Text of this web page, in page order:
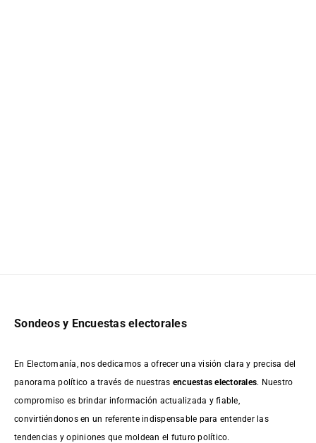
Sondeos y Encuestas electorales
En Electomanía, nos dedicamos a ofrecer una visión clara y precisa del
panorama político a través de nuestras encuestas electorales. Nuestro
compromiso es brindar información actualizada y fiable,
convirtiéndonos en un referente indispensable para entender las
tendencias y opiniones que moldean el futuro político.